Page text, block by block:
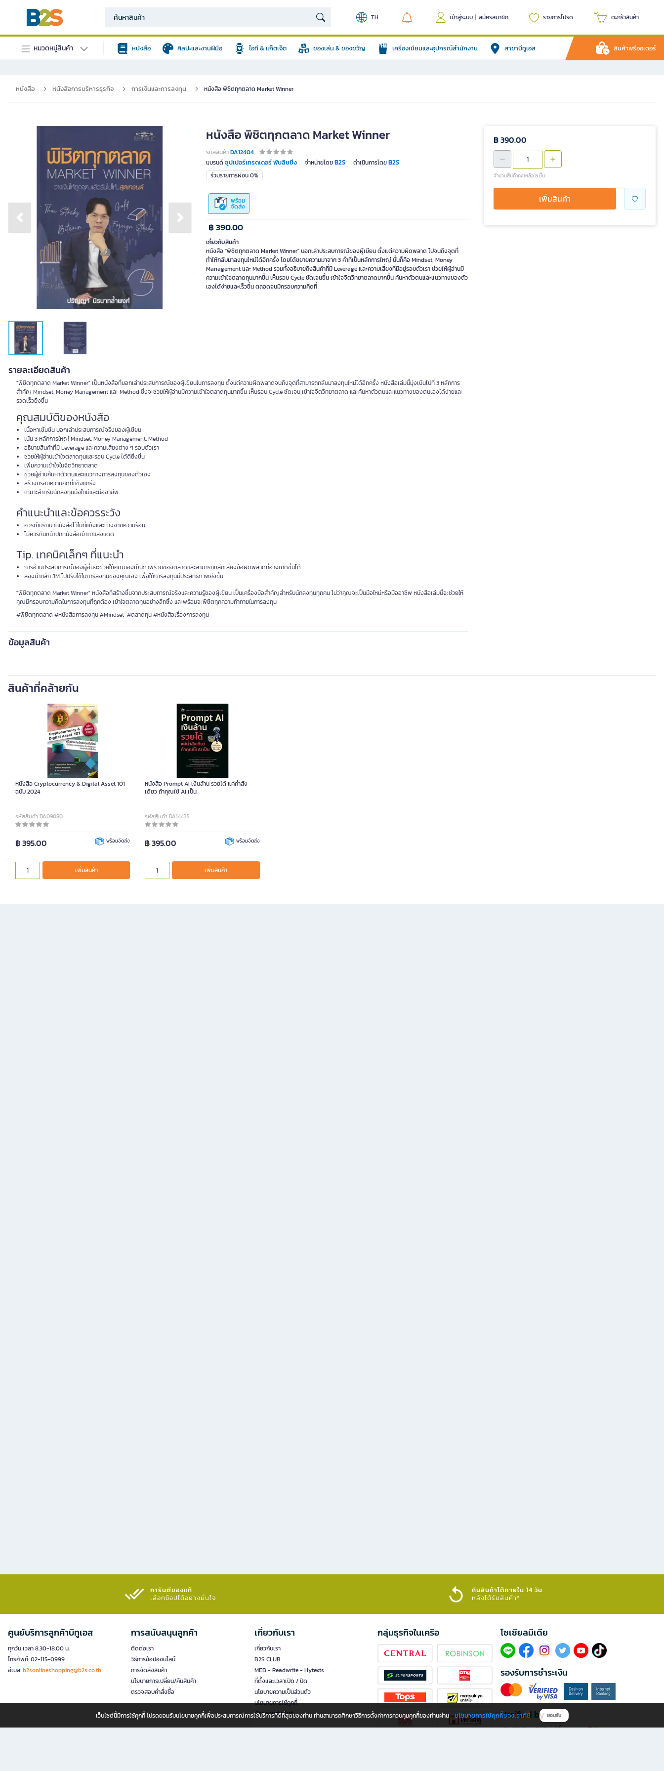
TH เข้าสู่ระบบ | สมัครสมาชิก รายการโปรด ตะกร้าสินค้า
หมวดหมู่สินค้า หนังสือ ศิลปะและงานฝีมือ ไอที & แก็ตเจ็ต ของเล่น & ของขวัญ เครื่องเขียนและอุปกรณ์สำนักงาน สาขาบีทูเอส สินค้าพรีออเดอร์
หนังสือ หนังสือการบริหารธุรกิจ การเงินและการลงทุน หนังสือ พิชิตทุกตลาด Market Winner
Previous slide Next slide
หนังสือ พิชิตทุกตลาด Market Winner
รหัสสินค้าDA12404
แบรนด์ซุปเปอร์เทรดเดอร์ พับลิชชิ่ง จำหน่ายโดยB2S ดำเนินการโดยB2S
ร่วมรายการผ่อน 0%
พร้อม
จัดส่ง
฿ 390.00
เกี่ยวกับสินค้า
หนังสือ "พิชิตทุกตลาด Market Winner" บอกเล่าประสบการณ์ของผู้เขียน ตั้งแต่ความผิดพลาด ไปจนถึงจุดที่
ทำให้กลับมาลงทุนใหม่ได้อีกครั้ง โดยได้ขยายความมาจาก 3 คำที่เป็นหลักการใหญ่ นั่นก็คือ Mindset, Money
Management และ Method รวมทั้งอธิบายถึงสินค้าที่มี Leverage และความเสี่ยงที่มีอยู่รอบตัวเรา ช่วยให้ผู้อ่านมี
ความเข้าใจตลาดทุนมากขึ้น เห็นรอบ Cycle ชัดเจนขึ้น เข้าใจจิตวิทยาตลาดมากขึ้น ค้นหาตัวตนและแนวทางของตัว
เองได้ง่ายและเร็วขึ้น ตลอดจนมีกรอบความคิดที่
รายละเอียดสินค้า
"พิชิตทุกตลาด Market Winner" เป็นหนังสือที่บอกเล่าประสบการณ์ของผู้เขียนในการลงทุน ตั้งแต่ความผิดพลาดจนถึงจุดที่สามารถกลับมาลงทุนใหม่ได้อีกครั้ง หนังสือเล่มนี้มุ่งเน้นไปที่ 3 หลักการ
สำคัญ Mindset, Money Management และ Method ซึ่งจะช่วยให้ผู้อ่านมีความเข้าใจตลาดทุนมากขึ้น เห็นรอบ Cycle ชัดเจน เข้าใจจิตวิทยาตลาด และค้นหาตัวตนและแนวทางของตนเองได้ง่ายและ
รวดเร็วยิ่งขึ้น
คุณสมบัติของหนังสือ
เนื้อหาเข้มข้น บอกเล่าประสบการณ์จริงของผู้เขียน
เน้น 3 หลักการใหญ่ Mindset, Money Management, Method
อธิบายสินค้าที่มี Leverage และความเสี่ยงต่าง ๆ รอบตัวเรา
ช่วยให้ผู้อ่านเข้าใจตลาดทุนและรอบ Cycle ได้ดียิ่งขึ้น
เพิ่มความเข้าใจในจิตวิทยาตลาด
ช่วยผู้อ่านค้นหาตัวตนและแนวทางการลงทุนของตัวเอง
สร้างกรอบความคิดที่แข็งแกร่ง
เหมาะสำหรับนักลงทุนมือใหม่และมืออาชีพ
คำแนะนำและข้อควรระวัง
ควรเก็บรักษาหนังสือไว้ในที่แห้งและห่างจากความร้อน
ไม่ควรหันหน้าปกหนังสือเข้าหาแสงแดด
Tip. เทคนิคเล็กๆ ที่แนะนำ
การอ่านประสบการณ์ของผู้อื่นจะช่วยให้คุณมองเห็นภาพรวมของตลาดและสามารถหลีกเลี่ยงข้อผิดพลาดที่อาจเกิดขึ้นได้
ลองนำหลัก 3M ไปปรับใช้ในการลงทุนของคุณเอง เพื่อให้การลงทุนมีประสิทธิภาพยิ่งขึ้น
"พิชิตทุกตลาด Market Winner" หนังสือที่สร้างขึ้นจากประสบการณ์จริงและความรู้ของผู้เขียน เป็นเครื่องมือสำคัญสำหรับนักลงทุนทุกคน ไม่ว่าคุณจะเป็นมือใหม่หรือมืออาชีพ หนังสือเล่มนี้จะช่วยให้
คุณมีกรอบความคิดในการลงทุนที่ถูกต้อง เข้าใจตลาดทุนอย่างลึกซึ้ง และพร้อมจะพิชิตทุกความท้าทายในการลงทุน
#พิชิตทุกตลาด #หนังสือการลงทุน #Mindset #ตลาดทุน #หนังสือเรื่องการลงทุน
ข้อมูลสินค้า
฿ 390.00
จำนวนสินค้าคงเหลือ 8 ชิ้น
เพิ่มสินค้า
สินค้าที่คล้ายกัน
หนังสือ Cryptocurrency & Digital Asset 101
ฉบับ 2024
รหัสสินค้า DA09080
฿ 395.00 พร้อมจัดส่ง
เพิ่มสินค้า
หนังสือ Prompt AI เงินล้าน รวยได้ แค่คำสั่ง
เดียว ถ้าคุณใช้ AI เป็น
รหัสสินค้า DA14435
฿ 395.00 พร้อมจัดส่ง
เพิ่มสินค้า
การันตีของแท้
เลือกช้อปได้อย่างมั่นใจ​
คืนสินค้าได้ภายใน 14 วัน
หลังได้รับสินค้า*
ศูนย์บริการลูกค้าบีทูเอส
ทุกวัน เวลา 8.30-18.00 น.
โทรศัพท์: 02-115-0999
อีเมล:b2sonlineshopping@b2s.co.th
การสนับสนุนลูกค้า
ติดต่อเรา
วิธีการช้อปออนไลน์
การจัดส่งสินค้า
นโยบายการเปลี่ยน/คืนสินค้า
ตรวจสอบคำสั่งซื้อ
เกี่ยวกับเรา
เกี่ยวกับเรา
B2S CLUB
MEB - Readwrite - Hytexts
ที่ตั้งและเวลาเปิด / ปิด
นโยบายความเป็นส่วนตัว
นโยบายการใช้คุกกี้
นักลงทุนสัมพันธ์
กลุ่มธุรกิจในเครือ โซเซียลมีเดีย​
รองรับการชำระเงิน
Verified by
เว็บไซต์นี้มีการใช้คุกกี้ โปรดยอมรับนโยบายคุกกี้เพื่อประสบการณ์การใช้บริการที่ดีที่สุดของท่าน ท่านสามารถศึกษาวิธีการตั้งค่าการควบคุมคุกกี้ของท่านผ่าน นโยบายการใช้คุกกี้ของเราที่นี่ ยอมรับ